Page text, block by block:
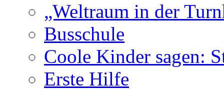
„Weltraum in der
Busschule
Coole Kinder sagen:
Erste Hilfe